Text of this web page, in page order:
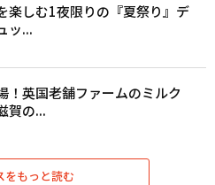
楽しむ1夜限りの『夏祭り』デ
ッ...
！英国老舗ファームのミルク
賀の...
をもっと読む